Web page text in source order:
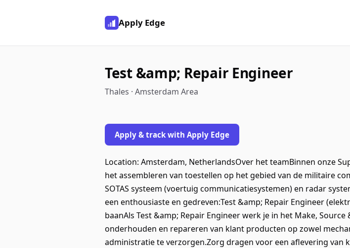
Apply Edge
Test &amp; Repair Engineer
Thales · Amsterdam Area
Apply & track with Apply Edge
Location: Amsterdam, NetherlandsOver het teamBinnen onze
het assembleren van toestellen op het gebied van de militaire
SOTAS systeem (voertuig communicatiesystemen) en radar
een enthousiaste en gedreven:Test &amp; Repair Engineer
baanAls Test &amp; Repair Engineer werk je in het Make,
onderhouden en repareren van klant producten op zowel
administratie te verzorgen.Zorg dragen voor een aflevering